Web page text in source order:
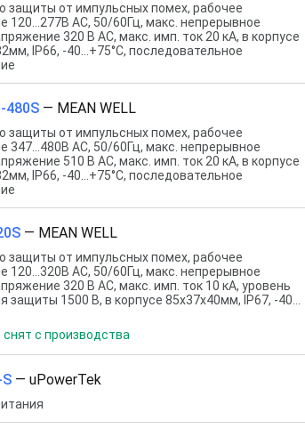
защиты от импульсных помех, рабочее
120…277В AC, 50/60Гц, макс. непрерывное
320 В AC, макс. имп. ток 20 кА, в корпусе
IP66, -40…+75°С, последовательное
480S — MEAN WELL
защиты от импульсных помех, рабочее
347…480В AC, 50/60Гц, макс. непрерывное
510 В AC, макс. имп. ток 20 кА, в корпусе
IP66, -40…+75°С, последовательное
— MEAN WELL
защиты от импульсных помех, рабочее
120…320В AC, 50/60Гц, макс. непрерывное
320 В AC, макс. имп. ток 10 кА, уровень
защиты 1500 В, в корпусе 85x37x40мм, IP67, -40…
с производства
— uPowerTek